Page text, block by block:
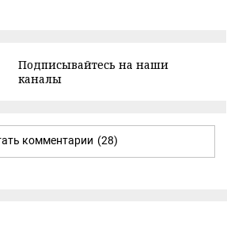
Подписывайтесь на наши
каналы
комментарии (28)